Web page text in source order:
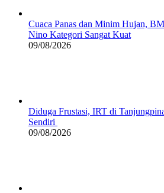
Cuaca Panas dan Minim Hujan,
Nino Kategori Sangat Kuat
09/08/2026
Diduga Frustasi, IRT di
Sendiri
09/08/2026